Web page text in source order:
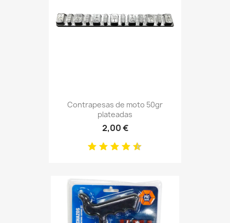
Contrapesas de moto 50gr
plateadas
2,00 €